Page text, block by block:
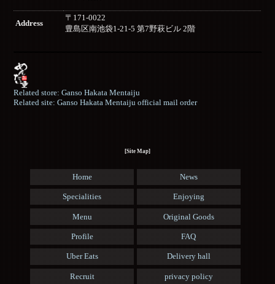
Address
〒171-0022
豊島区南池袋1-21-5 第7野萩ビル 2階
Related store: Ganso Hakata Mentaiju
Related site: Ganso Hakata Mentaiju official mail order
[Site Map]
Home News
Specialities Enjoying
Menu Original Goods
Profile FAQ
Uber Eats Delivery hall
Recruit privacy policy